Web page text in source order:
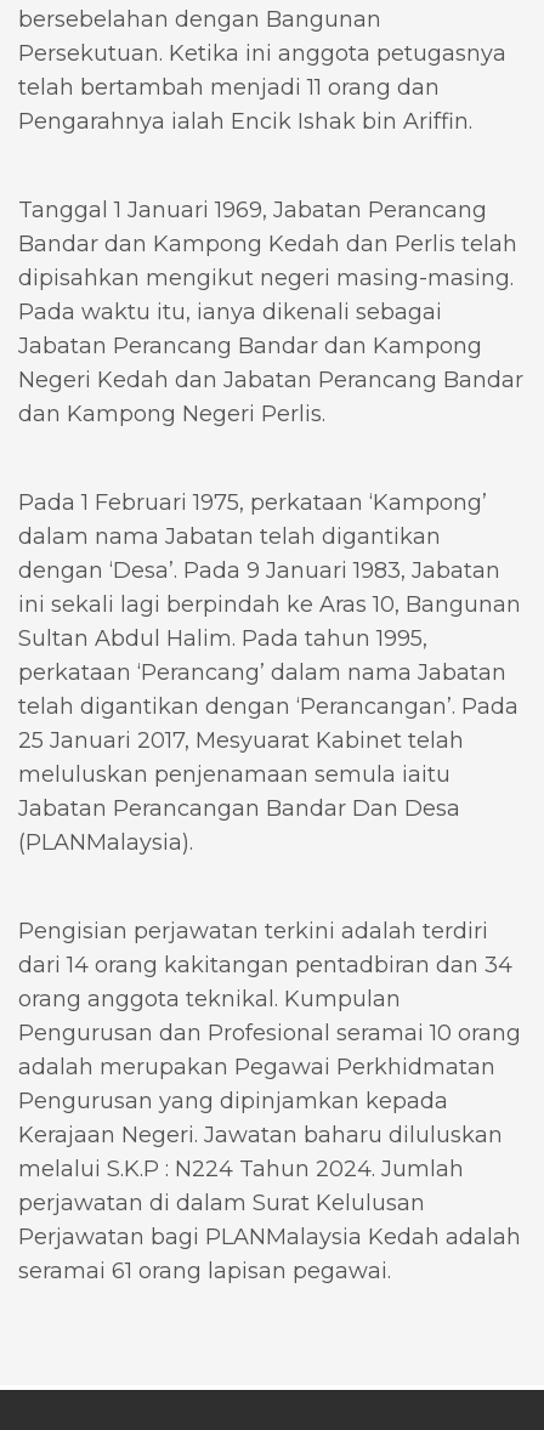
bersebelahan dengan Bangunan
Persekutuan. Ketika ini anggota petugasnya
telah bertambah menjadi 11 orang dan
Pengarahnya ialah Encik Ishak bin Ariffin.
Tanggal 1 Januari 1969, Jabatan Perancang
Bandar dan Kampong Kedah dan Perlis telah
dipisahkan mengikut negeri masing-masing.
Pada waktu itu, ianya dikenali sebagai
Jabatan Perancang Bandar dan Kampong
Negeri Kedah dan Jabatan Perancang Bandar
dan Kampong Negeri Perlis.
Pada 1 Februari 1975, perkataan ‘Kampong’
dalam nama Jabatan telah digantikan
dengan ‘Desa’. Pada 9 Januari 1983, Jabatan
ini sekali lagi berpindah ke Aras 10, Bangunan
Sultan Abdul Halim. Pada tahun 1995,
perkataan ‘Perancang’ dalam nama Jabatan
telah digantikan dengan ‘Perancangan’. Pada
25 Januari 2017, Mesyuarat Kabinet telah
meluluskan penjenamaan semula iaitu
Jabatan Perancangan Bandar Dan Desa
(PLANMalaysia).
Pengisian perjawatan terkini adalah terdiri
dari 14 orang kakitangan pentadbiran dan 34
orang anggota teknikal. Kumpulan
Pengurusan dan Profesional seramai 10 orang
adalah merupakan Pegawai Perkhidmatan
Pengurusan yang dipinjamkan kepada
Kerajaan Negeri. Jawatan baharu diluluskan
melalui S.K.P : N224 Tahun 2024. Jumlah
perjawatan di dalam Surat Kelulusan
Perjawatan bagi PLANMalaysia Kedah adalah
seramai 61 orang lapisan pegawai.